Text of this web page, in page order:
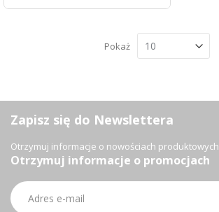
Pokaż
Zapisz się do Newslettera
Otrzymuj informacje o nowościach produktowych
Otrzymuj informacje o promocjach
Subskrybuj
nasz